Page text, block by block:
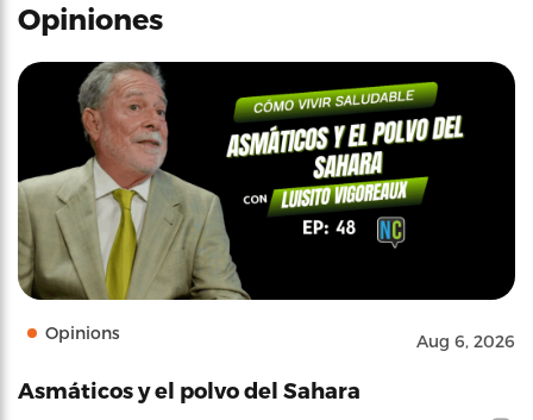
Opiniones
Opinions Aug 6, 2026
Asmáticos y el polvo del Sahara